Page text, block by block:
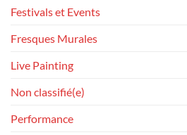
Festivals et Events
Fresques Murales
Live Painting
Non classifié(e)
Performance